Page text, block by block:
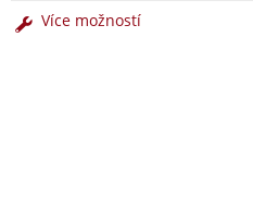
Více možností